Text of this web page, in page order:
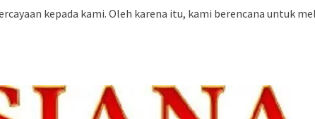
kepada kami. Oleh karena itu, kami berencana untuk